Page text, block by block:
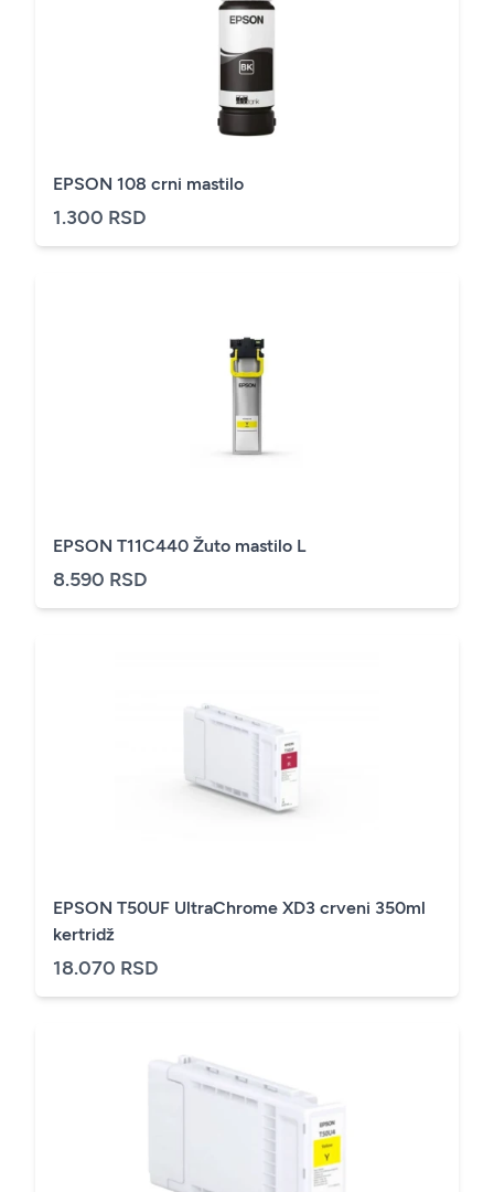
EPSON 108 crni mastilo
1.300 RSD
EPSON T11C440 Žuto mastilo L
8.590 RSD
EPSON T50UF UltraChrome XD3 crveni 350ml
kertridž
18.070 RSD